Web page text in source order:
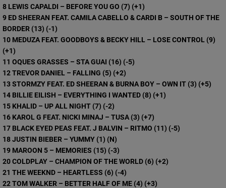
8 LEWIS CAPALDI – BEFORE YOU GO (7) (+1)
9 ED SHEERAN FEAT. CAMILA CABELLO & CARDI B – SOUTH OF THE
BORDER (13) (-1)
10 MEDUZA FEAT. GOODBOYS & BECKY HILL – LOSE CONTROL (9)
(+1)
11 OQUES GRASSES – STA GUAI (16) (-5)
12 TREVOR DANIEL – FALLING (5) (+2)
13 STORMZY FEAT. ED SHEERAN & BURNA BOY – OWN IT (3) (+5)
14 BILLIE EILISH – EVERYTHING I WANTED (8) (+1)
15 KHALID – UP ALL NIGHT (7) (-2)
16 KAROL G FEAT. NICKI MINAJ – TUSA (3) (+7)
17 BLACK EYED PEAS FEAT. J BALVIN – RITMO (11) (-5)
18 JUSTIN BIEBER – YUMMY (1) (N)
19 MAROON 5 – MEMORIES (15) (-3)
20 COLDPLAY – CHAMPION OF THE WORLD (6) (+2)
21 THE WEEKND – HEARTLESS (6) (-4)
22 TOM WALKER – BETTER HALF OF ME (4) (+3)